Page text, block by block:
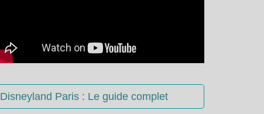
Disneyland Paris : Le guide complet